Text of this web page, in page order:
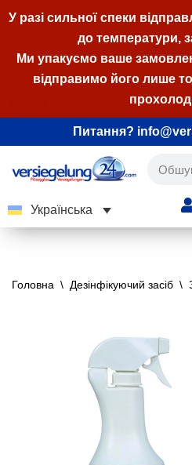
до
вмісту
У разі сильної спеки
до температури,
Ми упакуємо ваше
відправимо його лише
Питання?
Українська
Головна \ Дезінфікуючий засіб \